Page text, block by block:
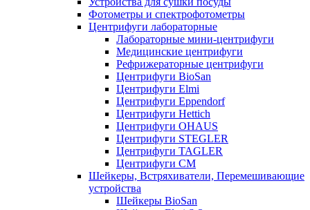
Фотометры и спектрофотометры
Центрифуги лабораторные
Лабораторные мини-центрифуги
Медицинские центрифуги
Рефрижераторные центрифуги
Центрифуги BioSan
Центрифуги Elmi
Центрифуги Eppendorf
Центрифуги Hettich
Центрифуги OHAUS
Центрифуги STEGLER
Центрифуги TAGLER
Центрифуги СМ
Шейкеры, Встряхиватели, Перемешивающие
устройства
Шейкеры BioSan